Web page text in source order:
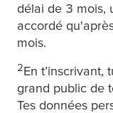
délai de 3 mois,
accordé
mois.
2En t’inscrivant,
grand public de
Tes données